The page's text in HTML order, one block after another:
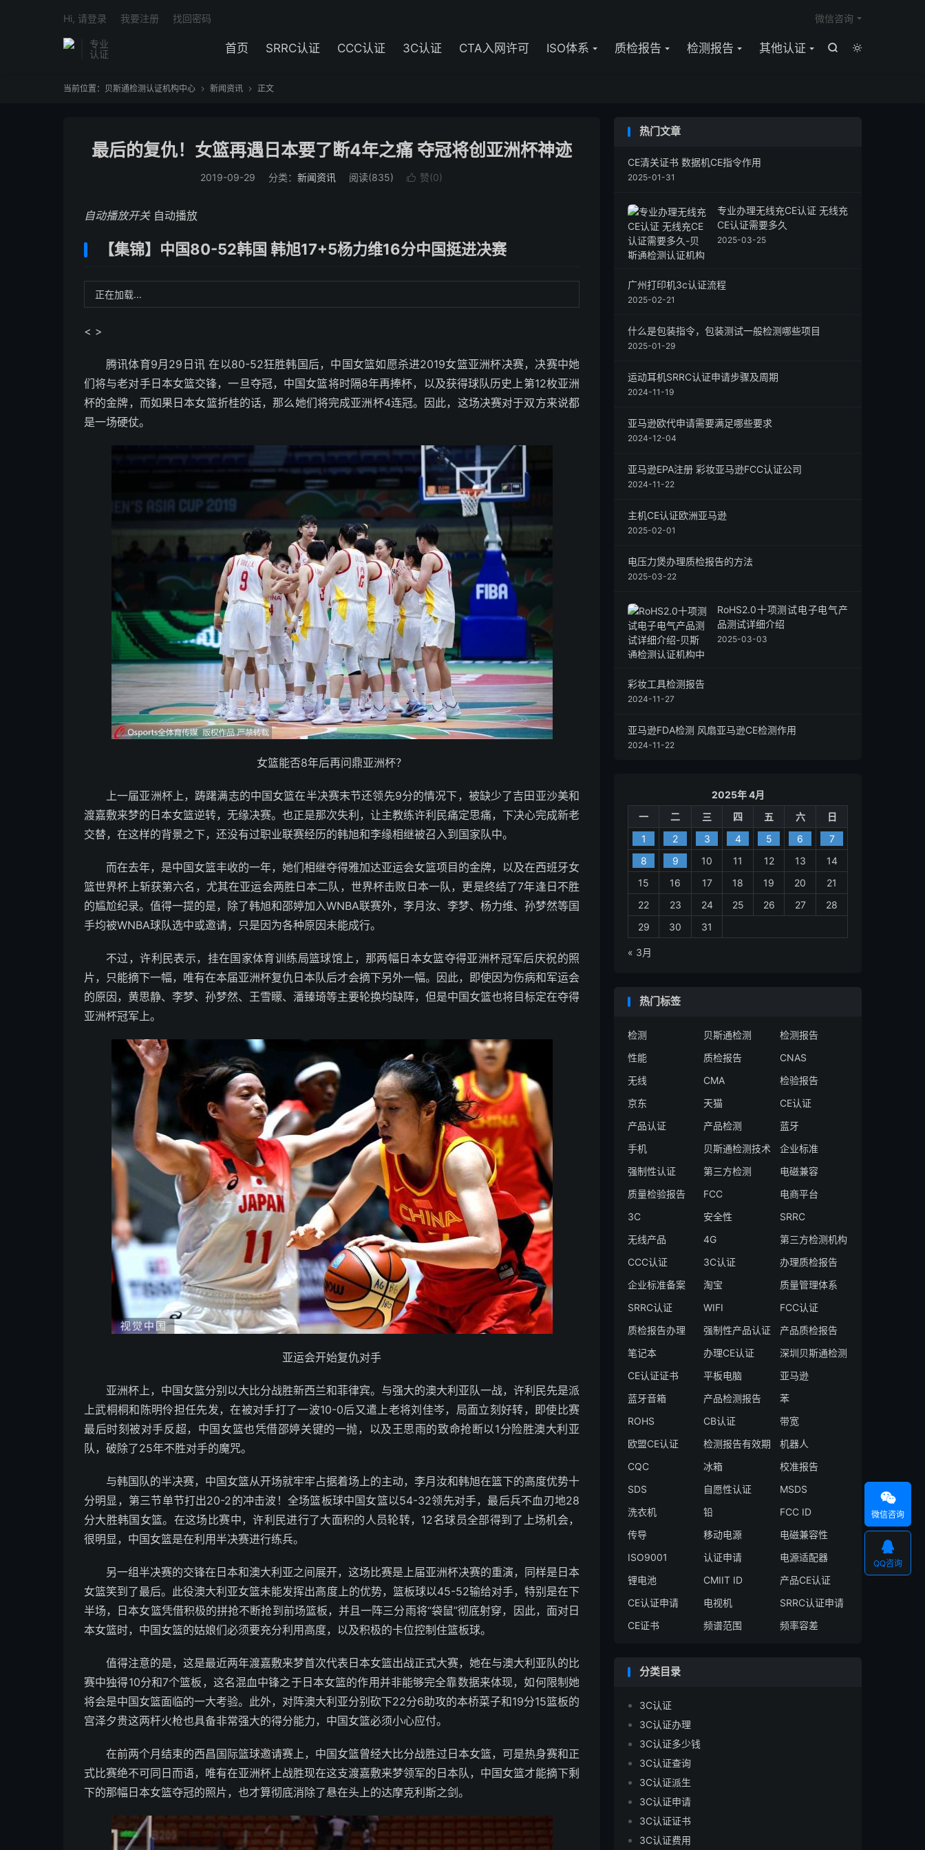
专业
认证


首页 SRRC认证 CCC认证 3C认证 CTA入网许可 ISO体系 质检报告 检测报告 其他认证
微信咨询
Hi, 请登录 我要注册 找回密码
当前位置： 贝斯通检测认证机构中心  新闻资讯  正文
最后的复仇！女篮再遇日本要了断4年之痛 夺冠将创亚洲杯神迹
2019-09-29 分类： 新闻资讯 阅读(835)  赞(0)
自动播放开关 自动播放
【集锦】中国80-52韩国 韩旭17+5杨力维16分中国挺进决赛
正在加载...
< >
腾讯体育9月29日讯 在以80-52狂胜韩国后，中国女篮如愿杀进2019女篮亚洲杯决赛，决赛中她
们将与老对手日本女篮交锋，一旦夺冠，中国女篮将时隔8年再捧杯，以及获得球队历史上第12枚亚洲
杯的金牌，而如果日本女篮折桂的话，那么她们将完成亚洲杯4连冠。因此，这场决赛对于双方来说都
是一场硬仗。
女篮能否8年后再问鼎亚洲杯？
上一届亚洲杯上，踌躇满志的中国女篮在半决赛末节还领先9分的情况下，被缺少了吉田亚沙美和
渡嘉敷来梦的日本女篮逆转，无缘决赛。也正是那次失利，让主教练许利民痛定思痛，下决心完成新老
交替，在这样的背景之下，还没有过职业联赛经历的韩旭和李缘相继被召入到国家队中。
而在去年，是中国女篮丰收的一年，她们相继夺得雅加达亚运会女篮项目的金牌，以及在西班牙女
篮世界杯上斩获第六名，尤其在亚运会两胜日本二队，世界杯击败日本一队，更是终结了7年逢日不胜
的尴尬纪录。值得一提的是，除了韩旭和邵婷加入WNBA联赛外，李月汝、李梦、杨力维、孙梦然等国
手均被WNBA球队选中或邀请，只是因为各种原因未能成行。
不过，许利民表示，挂在国家体育训练局篮球馆上，那两幅日本女篮夺得亚洲杯冠军后庆祝的照
片，只能摘下一幅，唯有在本届亚洲杯复仇日本队后才会摘下另外一幅。因此，即使因为伤病和军运会
的原因，黄思静、李梦、孙梦然、王雪矇、潘臻琦等主要轮换均缺阵，但是中国女篮也将目标定在夺得
亚洲杯冠军上。
亚运会开始复仇对手
亚洲杯上，中国女篮分别以大比分战胜新西兰和菲律宾。与强大的澳大利亚队一战，许利民先是派
上武桐桐和陈明伶担任先发，在被对手打了一波10-0后又遣上老将刘佳岑，局面立刻好转，即使比赛
最后时刻被对手反超，中国女篮也凭借邵婷关键的一抛，以及王思雨的致命抢断以1分险胜澳大利亚
队，破除了25年不胜对手的魔咒。
与韩国队的半决赛，中国女篮从开场就牢牢占据着场上的主动，李月汝和韩旭在篮下的高度优势十
分明显，第三节单节打出20-2的冲击波！全场篮板球中国女篮以54-32领先对手，最后兵不血刃地28
分大胜韩国女篮。在这场比赛中，许利民进行了大面积的人员轮转，12名球员全部得到了上场机会，
很明显，中国女篮是在利用半决赛进行练兵。
另一组半决赛的交锋在日本和澳大利亚之间展开，这场比赛是上届亚洲杯决赛的重演，同样是日本
女篮笑到了最后。此役澳大利亚女篮未能发挥出高度上的优势，篮板球以45-52输给对手，特别是在下
半场，日本女篮凭借积极的拼抢不断抢到前场篮板，并且一阵三分雨将“袋鼠”彻底射穿，因此，面对日
本女篮时，中国女篮的姑娘们必须要充分利用高度，以及积极的卡位控制住篮板球。
值得注意的是，这是最近两年渡嘉敷来梦首次代表日本女篮出战正式大赛，她在与澳大利亚队的比
赛中独得10分和7个篮板，这名混血中锋之于日本女篮的作用并非能够完全靠数据来体现，如何限制她
将会是中国女篮面临的一大考验。此外，对阵澳大利亚分别砍下22分6助攻的本桥菜子和19分15篮板的
宫泽夕贵这两杆火枪也具备非常强大的得分能力，中国女篮必须小心应付。
在前两个月结束的西昌国际篮球邀请赛上，中国女篮曾经大比分战胜过日本女篮，可是热身赛和正
式比赛绝不可同日而语，唯有在亚洲杯上战胜现在这支渡嘉敷来梦领军的日本队，中国女篮才能摘下剩
下的那幅日本女篮夺冠的照片，也才算彻底消除了悬在头上的达摩克利斯之剑。
热门文章
CE清关证书 数据机CE指令作用
2025-01-31
专业办理无线充CE认证 无线充
CE认证需要多久
2025-03-25
广州打印机3c认证流程
2025-02-21
什么是包装指令，包装测试一般检测哪些项目
2025-01-29
运动耳机SRRC认证申请步骤及周期
2024-11-19
亚马逊欧代申请需要满足哪些要求
2024-12-04
亚马逊EPA注册 彩妆亚马逊FCC认证公司
2024-11-22
主机CE认证欧洲亚马逊
2025-02-01
​电压力煲办理质检报告的方法
2025-03-22
RoHS2.0十项测试电子电气产
品测试详细介绍
2025-03-03
彩妆工具检测报告
2024-11-27
亚马逊FDA检测 风扇亚马逊CE检测作用
2024-11-22
2025年 4月
一
二 三 四 五 六
日
1
2 3 4 5 6
7
8
9 10 11 12 13
14
15
16 17 18 19 20
21
22
23 24 25 26 27
28
29
30 31
« 3月
热门标签
检测 贝斯通检测
检测报告
性能
质检报告
CNAS
无线
CMA
检验报告
京东
天猫
CE认证
产品认证
产品检测
蓝牙
手机
贝斯通检测技术
企业标准
强制性认证
第三方检测
电磁兼容
质量检验报告
FCC
电商平台
3C
安全性
SRRC
无线产品
4G
第三方检测机构
CCC认证
3C认证
办理质检报告
企业标准备案
淘宝
质量管理体系
SRRC认证
WIFI
FCC认证
质检报告办理
强制性产品认证
产品质检报告
笔记本
办理CE认证
深圳贝斯通检测
CE认证证书
平板电脑
亚马逊
蓝牙音箱
产品检测报告
苯
ROHS
CB认证
带宽
欧盟CE认证
检测报告有效期
机器人
CQC
冰箱
校准报告
SDS
自愿性认证
MSDS
洗衣机
铅
FCC ID
传导
移动电源
电磁兼容性
ISO9001
认证申请
电源适配器
锂电池
CMIIT ID
产品CE认证
CE认证申请
电视机
SRRC认证申请
CE证书
频谱范围 频率容差
分类目录
3C认证
3C认证办理
3C认证多少钱
3C认证查询
3C认证派生
3C认证申请
3C认证证书
3C认证费用

微信咨询

QQ咨询